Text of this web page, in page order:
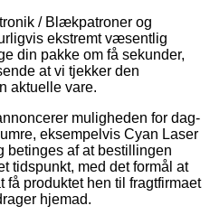
/ Blækpatroner og
ekstremt væsentlig
din pakke om få sekunder,
at vi tjekker den
aktuelle vare.
muligheden for dag-
eksempelvis Cyan Laser
betinges af at bestillingen
tidspunkt, med det formål at
produktet hen til fragtfirmaet
hjemad.